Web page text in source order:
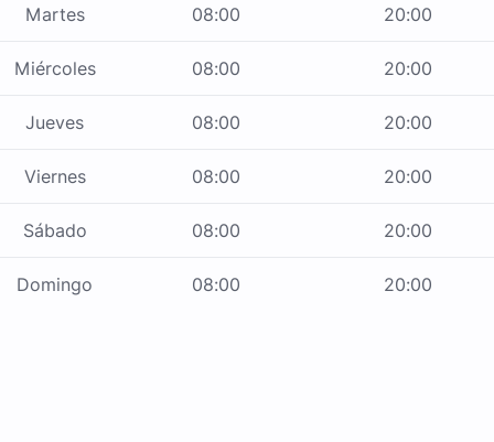
Martes 08:00 20:00
Miércoles 08:00 20:00
Jueves 08:00 20:00
Viernes 08:00 20:00
Sábado 08:00 20:00
Domingo 08:00 20:00